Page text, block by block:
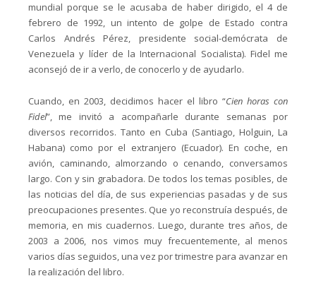
mundial porque se le acusaba de haber dirigido, el 4 de
febrero de 1992, un intento de golpe de Estado contra
Carlos Andrés Pérez, presidente social-demócrata de
Venezuela y líder de la Internacional Socialista). Fidel me
aconsejó de ir a verlo, de conocerlo y de ayudarlo.
Cuando, en 2003, decidimos hacer el libro “Cien horas con
Fidel”, me invitó a acompañarle durante semanas por
diversos recorridos. Tanto en Cuba (Santiago, Holguin, La
Habana) como por el extranjero (Ecuador). En coche, en
avión, caminando, almorzando o cenando, conversamos
largo. Con y sin grabadora. De todos los temas posibles, de
las noticias del día, de sus experiencias pasadas y de sus
preocupaciones presentes. Que yo reconstruía después, de
memoria, en mis cuadernos. Luego, durante tres años, de
2003 a 2006, nos vimos muy frecuentemente, al menos
varios días seguidos, una vez por trimestre para avanzar en
la realización del libro.